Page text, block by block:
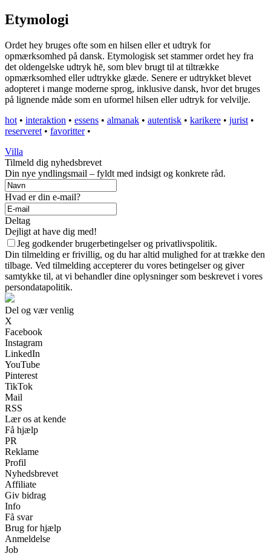
Etymologi
Ordet hey bruges ofte som en hilsen eller et udtryk for
opmærksomhed på dansk. Etymologisk set stammer ordet hey fra
det oldengelske udtryk hē, som blev brugt til at tiltrække
opmærksomhed eller udtrykke glæde. Senere er udtrykket blevet
adopteret i mange moderne sprog, inklusive dansk, hvor det bruges
på lignende måde som en uformel hilsen eller udtryk for velvilje.
hot • interaktion • essens • almanak • autentisk • karikere • jurist •
reserveret • favoritter•
Villa
Tilmeld dig nyhedsbrevet
Din nye yndlingsmail – fyldt med indsigt og konkrete råd.
Hvad er din e-mail?
Deltag
Dejligt at have dig med!
Jeg godkender brugerbetingelser og privatlivspolitik.
Din tilmelding er frivillig, og du har altid mulighed for at trække den
tilbage. Ved tilmelding accepterer du vores betingelser og giver
samtykke til, at vi behandler dine oplysninger som beskrevet i vores
persondatapolitik.
Del og vær venlig
X
Facebook
Instagram
LinkedIn
YouTube
Pinterest
TikTok
Mail
RSS
Lær os at kende
Få hjælp
PR
Reklame
Profil
Nyhedsbrevet
Affiliate
Giv bidrag
Info
Få svar
Brug for hjælp
Anmeldelse
Job